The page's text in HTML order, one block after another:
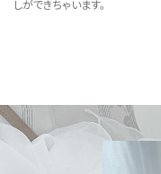
しができちゃいます。